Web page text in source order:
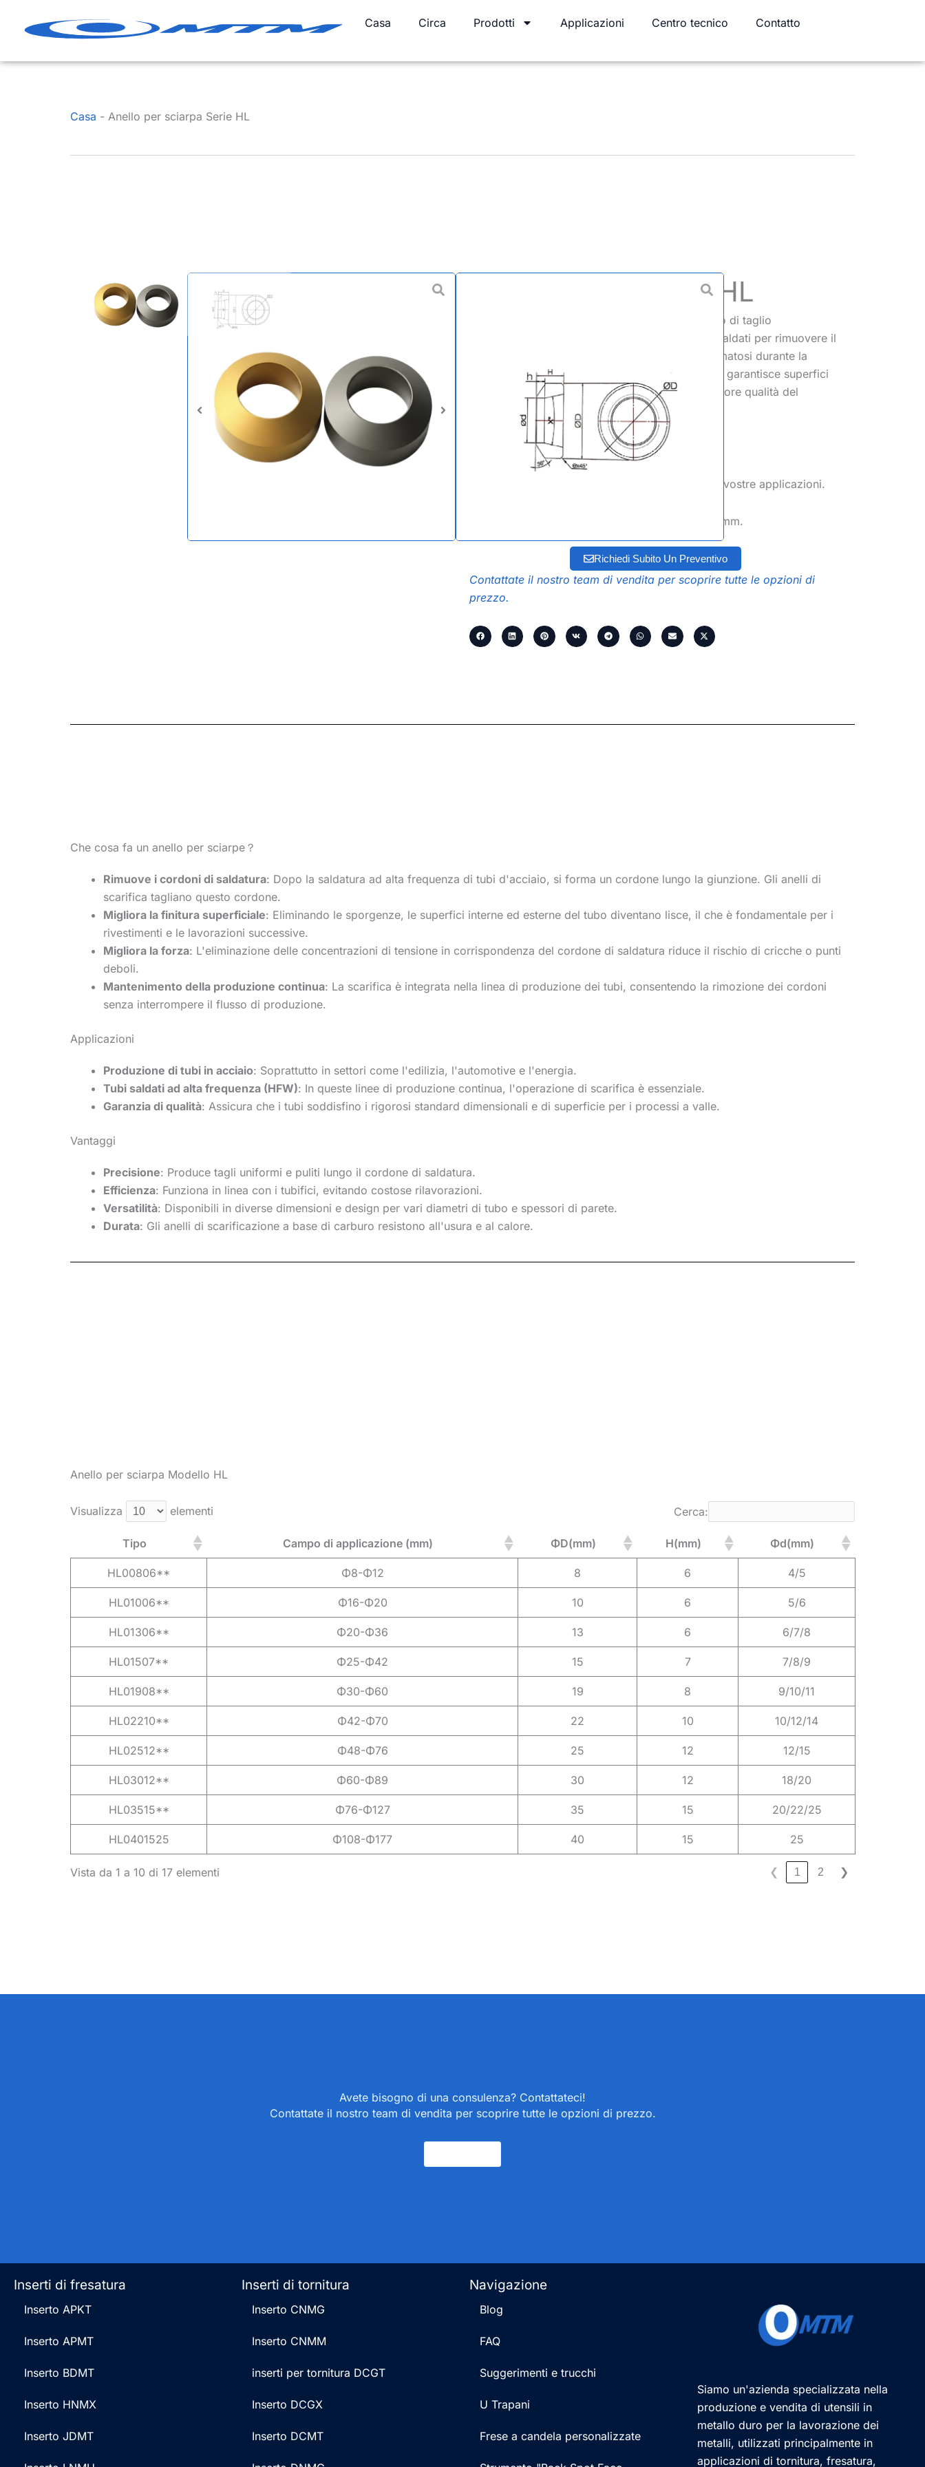
Casa Circa Prodotti Applicazioni Centro tecnico Contatto
Casa - Anello per sciarpa Serie HL
Anello per sciarpa-HL
L'anello di scarifica nell'industria è uno strumento di taglio
specializzato utilizzato nella produzione di tubi saldati per rimuovere il
cordone di saldatura (il materiale in eccesso formatosi durante la
saldatura) dall'interno del tubo. Questo processo garantisce superfici
lisce, una migliore integrità strutturale e una migliore qualità del
PVD e CVD TiN, TiAlN o altrorivestito.
Molteplici gradi di carburo specifici per le vostre applicazioni.
Sono disponibili più dimensioni, D8-D710 mm.
Richiedi Subito Un Preventivo
Contattate il nostro team di vendita per scoprire tutte le opzioni di
prezzo.
Che cosa fa un anello per sciarpe？
Rimuove i cordoni di saldatura: Dopo la saldatura ad alta frequenza di tubi d'acciaio, si forma un cordone lungo la giunzione. Gli anelli di
scarifica tagliano questo cordone.
Migliora la finitura superficiale: Eliminando le sporgenze, le superfici interne ed esterne del tubo diventano lisce, il che è fondamentale per i
rivestimenti e le lavorazioni successive.
Migliora la forza: L'eliminazione delle concentrazioni di tensione in corrispondenza del cordone di saldatura riduce il rischio di cricche o punti
deboli.
Mantenimento della produzione continua: La scarifica è integrata nella linea di produzione dei tubi, consentendo la rimozione dei cordoni
senza interrompere il flusso di produzione.
Applicazioni
Produzione di tubi in acciaio: Soprattutto in settori come l'edilizia, l'automotive e l'energia.
Tubi saldati ad alta frequenza (HFW): In queste linee di produzione continua, l'operazione di scarifica è essenziale.
Garanzia di qualità: Assicura che i tubi soddisfino i rigorosi standard dimensionali e di superficie per i processi a valle.
Vantaggi
Precisione: Produce tagli uniformi e puliti lungo il cordone di saldatura.
Efficienza: Funziona in linea con i tubifici, evitando costose rilavorazioni.
Versatilità: Disponibili in diverse dimensioni e design per vari diametri di tubo e spessori di parete.
Durata: Gli anelli di scarificazione a base di carburo resistono all'usura e al calore.
Anello per sciarpa Modello HL
Visualizza elementi Cerca:
Tipo Campo di applicazione (mm) ΦD(mm) H(mm) Φd(mm)
HL00806** Φ8-Φ12 8 6 4/5
HL01006** Φ16-Φ20 10 6 5/6
HL01306** Φ20-Φ36 13 6 6/7/8
HL01507** Φ25-Φ42 15 7 7/8/9
HL01908** Φ30-Φ60 19 8 9/10/11
HL02210** Φ42-Φ70 22 10 10/12/14
HL02512** Φ48-Φ76 25 12 12/15
HL03012** Φ60-Φ89 30 12 18/20
HL03515** Φ76-Φ127 35 15 20/22/25
HL0401525 Φ108-Φ177 40 15 25
Vista da 1 a 10 di 17 elementi ❮ 1 2 ❯
Avete bisogno di una consulenza? Contattateci!
Contattate il nostro team di vendita per scoprire tutte le opzioni di prezzo.
Siamo un'azienda specializzata nella
produzione e vendita di utensili in
metallo duro per la lavorazione dei
metalli, utilizzati principalmente in
applicazioni di tornitura, fresatura,
Navigazione
Blog
FAQ
Suggerimenti e trucchi
U Trapani
Frese a candela personalizzate
Inserti di tornitura
Inserto CNMG
Inserto CNMM
inserti per tornitura DCGT
Inserto DCGX
Inserto DCMT
Inserti di fresatura
Inserto APKT
Inserto APMT
Inserto BDMT
Inserto HNMX
Inserto JDMT